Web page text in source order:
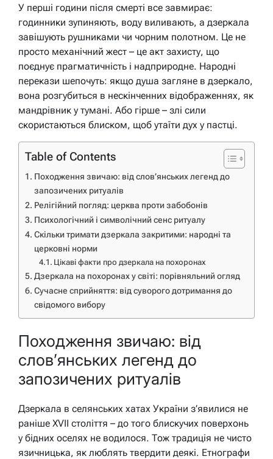
У перші години після смерті все завмирає:
годинники зупиняють, воду виливають, а дзеркала
завішують рушниками чи чорним полотном. Це не
просто механічний жест – це акт захисту, що
поєднує прагматичність і надприродне. Народні
перекази шепочуть: якщо душа загляне в дзеркало,
вона розгубиться в нескінченних відображеннях, як
мандрівник у тумані. Або гірше – злі сили
скористаються блиском, щоб утаїти дух у пастці.
Table of Contents
Походження звичаю: від слов’янських легенд до
запозичених ритуалів
Релігійний погляд: церква проти забобонів
Психологічний і символічний сенс ритуалу
Скільки тримати дзеркала закритими: народні та
церковні норми
Цікаві факти про дзеркала на похоронах
Дзеркала на похоронах у світі: порівняльний огляд
Сучасне сприйняття: від суворого дотримання до
свідомого вибору
Походження звичаю: від
слов’янських легенд до
запозичених ритуалів
Дзеркала в селянських хатах України з’явилися не
раніше XVII століття – до того блискучих поверхонь
у бідних оселях не водилося. Тож традиція не чисто
язичницька, як люблять твердити деякі. Етнографи